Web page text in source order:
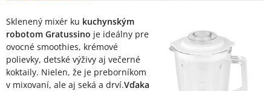
Popis produktu
Sklenený mixér ku kuchynským
robotom Gratussino je ideálny pre
ovocné smoothies, krémové
polievky, detské výživy aj večerné
koktaily. Nielen, že je preborníkom
v mixovaní, ale aj seká a drví.Vďaka